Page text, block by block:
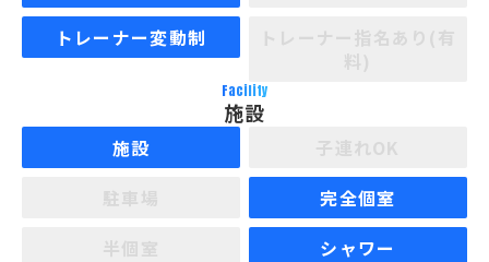
トレーナー変動制
Facility
施設
施設
完全個室
シャワー